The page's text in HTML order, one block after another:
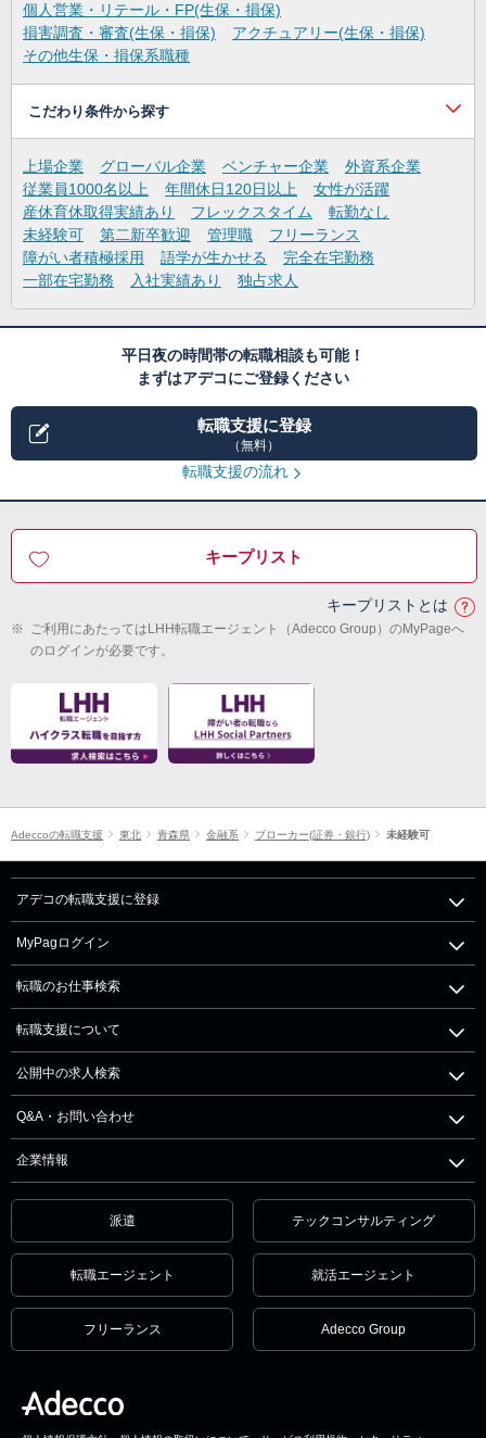
個人営業・リテール・FP(生保・損保)
損害調査・審査(生保・損保)
アクチュアリー(生保・損保)
その他生保・損保系職種
こだわり条件から探す
上場企業 グローバル企業 ベンチャー企業
外資系企業
従業員1000名以上
年間休日120日以上
女性が活躍
産休育休取得実績あり
フレックスタイム
転勤なし
未経験可
第二新卒歓迎 管理職
フリーランス
障がい者積極採用
語学が生かせる
完全在宅勤務
一部在宅勤務
入社実績あり 独占求人
平日夜の時間帯の転職相談も可能！
まずはアデコにご登録ください
転職支援に登録
（無料）
転職支援の流れ
キープリスト
キープリストとは
※ ご利用にあたってはLHH転職エージェント（Adecco Group）のMyPageへ
のログインが必要です。
Adeccoの転職支援 東北 青森県 金融系 ブローカー(証券・銀行) 未経験可
アデコの転職支援に登録
MyPagログイン
転職のお仕事検索
転職支援について
公開中の求人検索
Q&A・お問い合わせ
企業情報
派遣 テックコンサルティング
転職エージェント 就活エージェント
フリーランス Adecco Group